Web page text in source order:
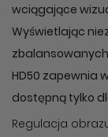
wciągające
Wyświetlając
HD50 zapewnia
dostępną tylko
Regulacja